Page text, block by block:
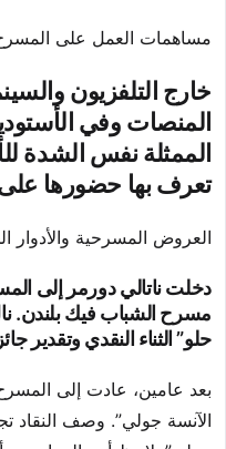
مساهمات العمل على
خارج التلفزيون
المنصات وفي
الممثلة نفس الشدة
تعرف بها حضورها
العروض المسرحية والأدوار
مسرح الشباب فيك بلندن.
حلو” الثناء النقدي وتقدير
بعد عامين، عادت إلى
الآنسة جولي”. وصف النقاد